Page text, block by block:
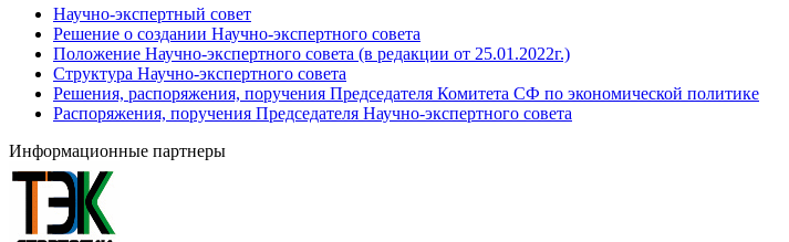
Научно-экспертный совет
Решение о создании Научно-экспертного совета
Положение Научно-экспертного совета (в редакции от 25.01.2022г.)
Структура Научно-экспертного совета
Решения, распоряжения, поручения Председателя Комитета СФ по экономической политике
Распоряжения, поручения Председателя Научно-экспертного совета
Информационные партнеры